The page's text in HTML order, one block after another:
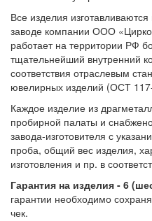
Все изделия
заводе компании ООО
работает на территории РФ
тщательнейший внутренний
соответствия отраслевым
ювелирных изделий (ОСТ
Каждое изделие из
пробирной палаты и
завода-изготовителя с
проба, общий вес изделия,
изготовления и пр. в
Гарантия на изделия - 6
гарантии необходимо
чек.